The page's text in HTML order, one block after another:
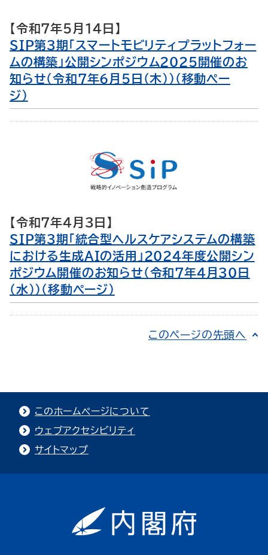
【令和7年5月14日】
SIP第3期「スマートモビリティプラットフォー
ムの構築」公開シンポジウム2025開催のお
知らせ（令和7年6月5日（木））（移動ペー
ジ）
【令和7年4月3日】
SIP第3期「統合型ヘルスケアシステムの構築
における生成AIの活用」2024年度公開シン
ポジウム開催のお知らせ（令和7年4月30日
（水））（移動ページ）
このページの先頭へ
このホームページについて
ウェブアクセシビリティ
サイトマップ